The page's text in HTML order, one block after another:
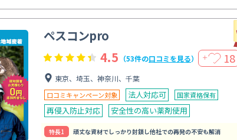
ペスコンpro
4.5 （53件の口コミを見る） ＋ 18
東京、埼玉、神奈川、千葉
口コミキャンペーン対象 法人対応可 国家資格保有
再侵入防止対応 安全性の高い薬剤使用
特⻑1
頑丈な資材でしっかり封鎖し他社での再発の不安も解消